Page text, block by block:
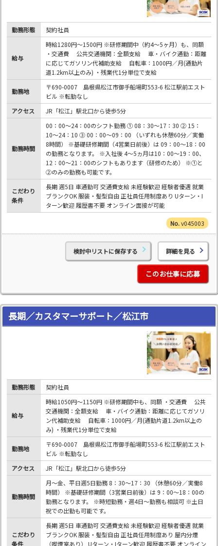
勤務形態 契約社員
給与
時給1280円～1500円 ※研修期間中（約4～5ヶ月）も、同額
・交通費 公共交通機関：全額支給 車・バイク通勤：距離
に応じてガソリン代補助支給 自転車：1000円／月(通勤片
道1.2km以上のみ) ・残業代1分単位で支給
勤務地
〒690-0007 島根県松江市御手船場町553-6 松江駅前エスト
ビル ※転勤なし
アクセス
JR「松江」駅北口から徒歩5分
勤務時間
00：00～24：00のシフト勤務 ① 08：30～17：30 ② 15：
10～24：10 ③ 00：00～09：00 （いずれも休憩60分／実働
8時間） ※基礎研修期間（4営業日前後）は 09：00～18：00
の勤務となります。 ※入社後 4～5ヵ月は10：00～19：00、
12：00～21：00のシフトもあります（研修のため） ※①と
②のみの勤務も可能です。
こだわり
条件
長期 週5日 車通勤可 交通費支給 未経験歓迎 経験者優遇 就業
ブランクOK 服装・髪型自由 正社員任用制度あり Uターン・I
ターン歓迎 履歴書不要 オンライン面接が可能
v045003
検討中リストに保存する 詳細を見る
このお仕事に応募
長期／カスタマーサポート／松江市
勤務形態 契約社員
給与
時給1050円～1150円 ※研修期間中も、同額 ・交通費 公共
交通機関：全額支給 車・バイク通勤：距離に応じてガソリ
ン代補助支給 自転車：1000円／月(通勤片道1.2km以上の
み) ・残業代1分単位で支給
勤務地
〒690-0007 島根県松江市御手船場町553-6 松江駅前エスト
ビル ※転勤なし
アクセス
JR「松江」駅北口から徒歩5分
勤務時間
月～金、平日週5日勤務 8：30～17：30 （休憩60分／実働8
時間） ※基礎研修期間（3営業日前後）は 9：00～18：00の
勤務となります。 ※時短勤務・週4日～勤務も相談可 ※土日
祝での出勤も可能です。
こだわり
条件
長期 週5日 車通勤可 交通費支給 未経験歓迎 経験者優遇 就業
ブランクOK 服装・髪型自由 正社員任用制度あり 屋内分煙
（喫煙室あり） Uターン・Iターン歓迎 履歴書不要 オンライン